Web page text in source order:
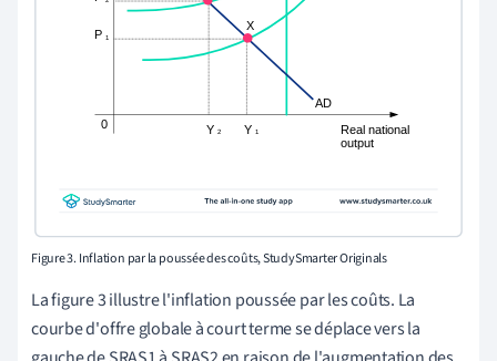
Figure 3. Inflation par la poussée des coûts, StudySmarter Originals
La figure 3 illustre l'inflation poussée par les coûts. La
courbe d'offre globale à court terme se déplace vers la